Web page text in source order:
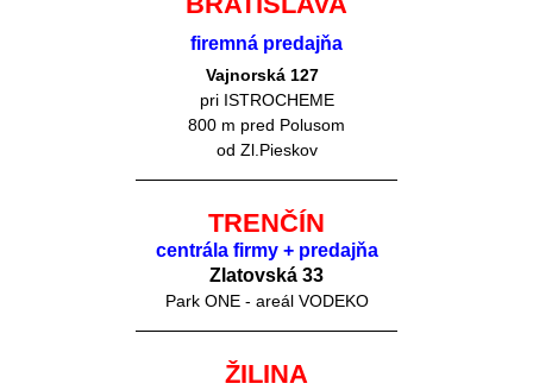
firemná predajňa
Vajnorská 127
pri ISTROCHEME
800 m pred Polusom
od Zl.Pieskov
TRENČÍN
centrála firmy + predajňa
Zlatovská 33
Park ONE - areál VODEKO
ŽILINA